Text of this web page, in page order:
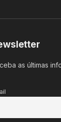
as últimas